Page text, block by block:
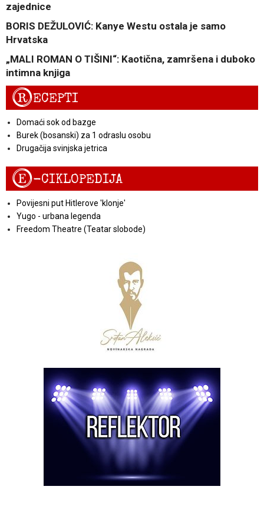
zajednice
BORIS DEŽULOVIĆ: Kanye Westu ostala je samo
Hrvatska
„MALI ROMAN O TIŠINI“: Kaotična, zamršena i duboko
intimna knjiga
RECEPTI
Domaći sok od bazge
Burek (bosanski) za 1 odraslu osobu
Drugačija svinjska jetrica
E-CIKLOPEDIJA
Povijesni put Hitlerove 'klonje'
Yugo - urbana legenda
Freedom Theatre (Teatar slobode)